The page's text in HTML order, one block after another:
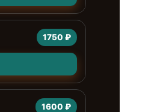
1750 ₽
1600 ₽